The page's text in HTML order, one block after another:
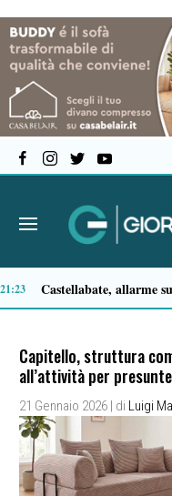
Tortorella celebra la Fiera di San Basilio: tra antichi mestieri, bestiame e la musica della Bandabardò 14:49
Capitello, struttura
all’attività per
21 Gennaio 2026 | di Luigi